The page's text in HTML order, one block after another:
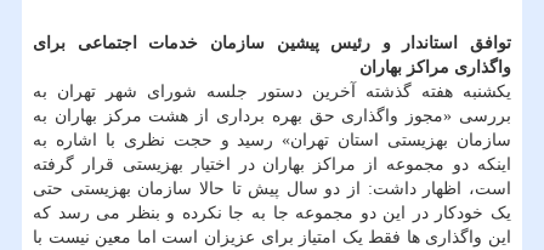
توافق استاندار و رئیس پیشین سازمان خدمات اجتماعی برای
واگذاری مراکز بهاران
یکشنبه هفته گذشته آخرین دستور جلسه شورای شهر تهران به
بررسی «مجوز واگذاری حق بهره برداری از هشت مرکز بهاران به
سازمان بهزیستی استان تهران» رسید و حجت نظری با اشاره به
اینکه دو مجموعه از مراکز بهاران در اختیار بهزیستی قرار گرفته
است، اظهار داشت: از دو سال پیش تا حالا سازمان بهزیستی حتی
یک خودکار در این دو مجموعه جا به جا نکرده و بنظر می رسد که
این واگذاری ها فقط یک امتیاز برای عزیزان است اما معین نیست با